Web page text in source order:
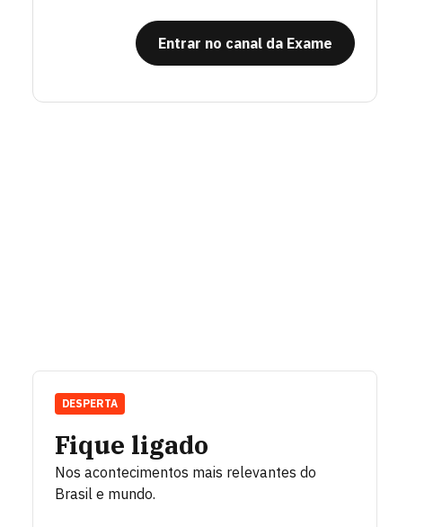
Entrar no canal da Exame
Fique ligado
Nos acontecimentos mais relevantes do
Brasil e mundo.
DESPERTA